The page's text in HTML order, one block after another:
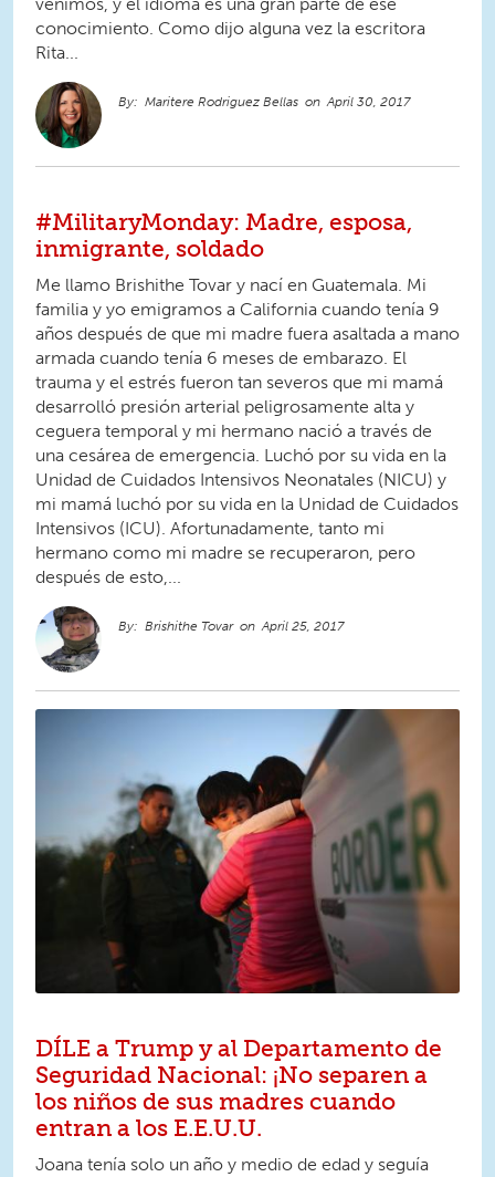
conocimiento. Como dijo alguna vez la escritora
Rita...
Maritere Rodriguez Bellas April 30, 2017
#MilitaryMonday: Madre, esposa,
inmigrante, soldado
Me llamo Brishithe Tovar y nací en Guatemala. Mi
familia y yo emigramos a California cuando tenía 9
años después de que mi madre fuera asaltada a mano
armada cuando tenía 6 meses de embarazo. El
trauma y el estrés fueron tan severos que mi mamá
desarrolló presión arterial peligrosamente alta y
ceguera temporal y mi hermano nació a través de
una cesárea de emergencia. Luchó por su vida en la
Unidad de Cuidados Intensivos Neonatales (NICU) y
mi mamá luchó por su vida en la Unidad de Cuidados
Intensivos (ICU). Afortunadamente, tanto mi
hermano como mi madre se recuperaron, pero
después de esto,...
Brishithe Tovar April 25, 2017
DÍLE a Trump y al Departamento de
Seguridad Nacional: ¡No separen a
los niños de sus madres cuando
entran a los E.E.U.U.
Joana tenía solo un año y medio de edad y seguía